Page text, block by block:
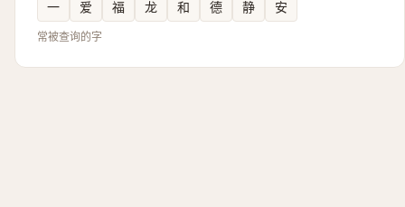
一 爱 福 龙 和 德 静 安
常被查询的字